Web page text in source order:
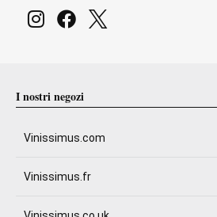
I nostri negozi
Vinissimus.com
Vinissimus.fr